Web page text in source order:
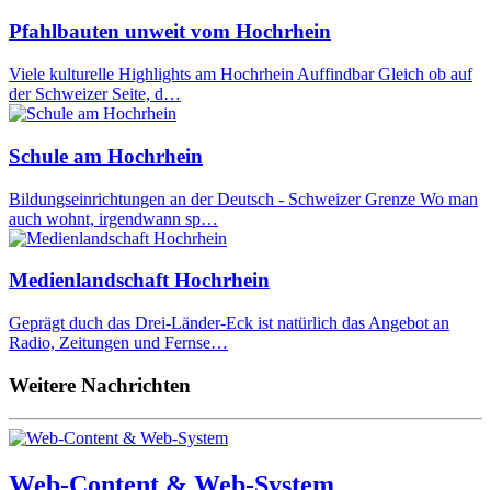
Pfahlbauten unweit vom Hochrhein
Viele kulturelle Highlights am Hochrhein Auffindbar Gleich ob auf
der Schweizer Seite, d…
Schule am Hochrhein
Bildungseinrichtungen an der Deutsch - Schweizer Grenze Wo man
auch wohnt, irgendwann sp…
Medienlandschaft Hochrhein
Geprägt duch das Drei-Länder-Eck ist natürlich das Angebot an
Radio, Zeitungen und Fernse…
Weitere Nachrichten